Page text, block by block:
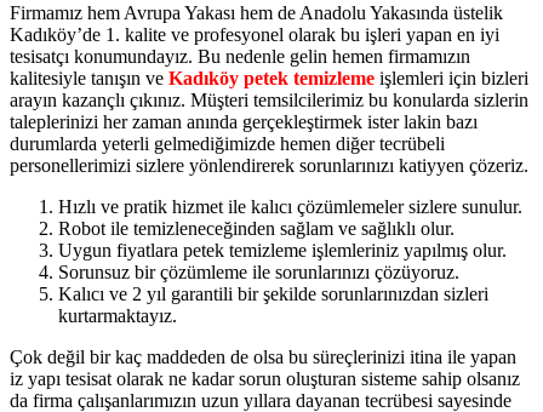
Firmamız hem Avrupa Yakası hem de Anadolu Yakasında üstelik
Kadıköy’de 1. kalite ve profesyonel olarak bu işleri yapan en iyi
tesisatçı konumundayız. Bu nedenle gelin hemen firmamızın
kalitesiyle tanışın ve Kadıköy petek temizleme işlemleri için bizleri
arayın kazançlı çıkınız. Müşteri temsilcilerimiz bu konularda sizlerin
taleplerinizi her zaman anında gerçekleştirmek ister lakin bazı
durumlarda yeterli gelmediğimizde hemen diğer tecrübeli
personellerimizi sizlere yönlendirerek sorunlarınızı katiyyen çözeriz.
Hızlı ve pratik hizmet ile kalıcı çözümlemeler sizlere sunulur.
Robot ile temizleneceğinden sağlam ve sağlıklı olur.
Uygun fiyatlara petek temizleme işlemleriniz yapılmış olur.
Sorunsuz bir çözümleme ile sorunlarınızı çözüyoruz.
Kalıcı ve 2 yıl garantili bir şekilde sorunlarınızdan sizleri
kurtarmaktayız.
Çok değil bir kaç maddeden de olsa bu süreçlerinizi itina ile yapan
iz yapı tesisat olarak ne kadar sorun oluşturan sisteme sahip olsanız
da firma çalışanlarımızın uzun yıllara dayanan tecrübesi sayesinde